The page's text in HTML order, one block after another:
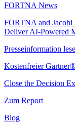
FORTNA News
FORTNA and Jacobi
Deliver AI-Powered
Presseinformation
Kostenfreier
Close the Decision
Zum Report
Blog